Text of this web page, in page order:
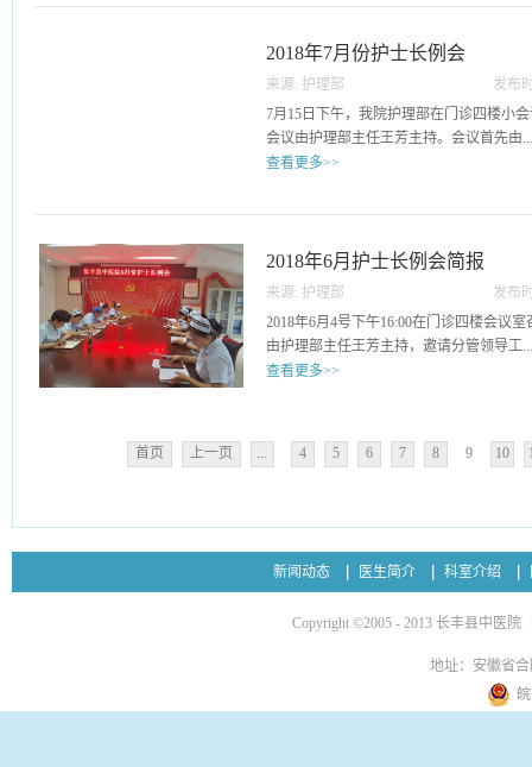
2018年7月份护士长例会
来源: 护理部
发布
31
7月15日下午，我院护理部在门诊四楼小
会议由护理部主任王芳主持。会议首先由
夏季病区临床护理工作。
查看更多>>
2018年6月护士长例会简报
来源: 护理部
发布
31
2018年6月4号下午16:00在门诊四楼会议
由护理部主任王芳主持，邀请分管领导工
作的布置；对5月份院部行政查房情况反
士长重新学习请假制度以及各科室的
查看更多>>
首页 上一页 ... 4 5 6 7 8 9 10
新闻动态 医生简介 科室介绍
Copyright ©2005 - 2013 长丰县中医院
地址：安徽省